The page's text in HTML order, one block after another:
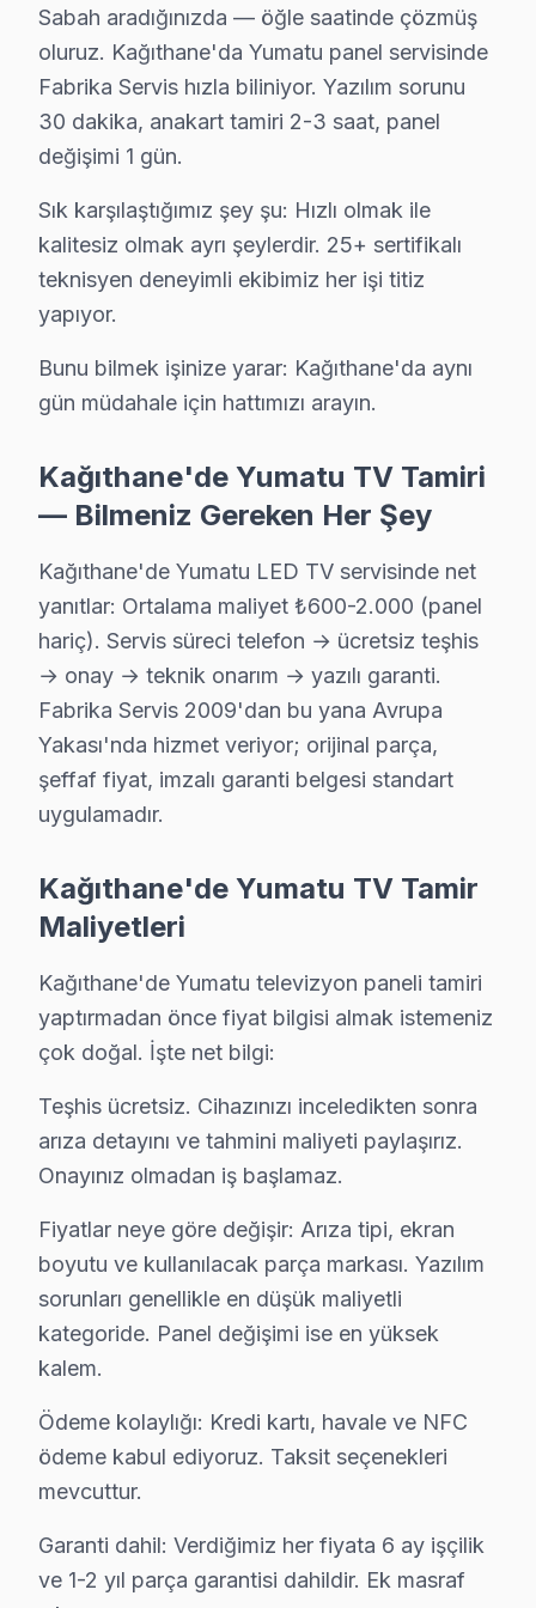
Kağıthane Yumatu TV Servis Hizmet Bölgesi
Kağıthane bölgesine kapıya gelen Yumatu TV tamir servisi
Yumatu Uzman Teknisyen Ekibi — Kağıthane
Murat T. — Yumatu Servis Uzmanı
12 yıllık Yumatu TV tamir deneyimi. Kağıthane ve çevre
· Yumatu fabrika servis sertifikası
· Orijinal ve OEM yedek parça tedarikçisi
· 2010'dan günümüze tüm Yumatu modelleri
· Kağıthane'de
450+
Yumatu TV tamiri
· Müşteri memnuniyeti%96
· Ortalama tamir süresi:
Bu sayfayla ilgili hizmet sayfaları:
↑ Kağıthane TV Servis Merkezi
Kağıthane Yakın İlçelerde Yumatu Servisi
· Arnavutköy Yumatu
· Avcılar Yumatu
· Bakırköy Yumatu
· Başakşehir Yumatu
Sabah aradığınızda — öğle saatinde çözmüş
oluruz. Kağıthane'da Yumatu panel servisinde
Fabrika Servis hızla biliniyor. Yazılım sorunu
30 dakika, anakart tamiri 2-3 saat, panel
değişimi 1 gün.
Sık karşılaştığımız şey şu: Hızlı olmak ile
kalitesiz olmak ayrı şeylerdir. 25+ sertifikalı
teknisyen deneyimli ekibimiz her işi titiz
yapıyor.
Bunu bilmek işinize yarar: Kağıthane'da aynı
gün müdahale için hattımızı arayın.
Kağıthane'de Yumatu TV Tamiri
— Bilmeniz Gereken Her Şey
Kağıthane'de Yumatu LED TV servisinde net
yanıtlar: Ortalama maliyet ₺600-2.000 (panel
hariç). Servis süreci telefon → ücretsiz teşhis
→ onay → teknik onarım → yazılı garanti.
Fabrika Servis 2009'dan bu yana Avrupa
Yakası'nda hizmet veriyor; orijinal parça,
şeffaf fiyat, imzalı garanti belgesi standart
uygulamadır.
Kağıthane'de Yumatu TV Tamir
Maliyetleri
Kağıthane'de Yumatu televizyon paneli tamiri
yaptırmadan önce fiyat bilgisi almak istemeniz
çok doğal. İşte net bilgi:
Teşhis ücretsiz. Cihazınızı inceledikten sonra
arıza detayını ve tahmini maliyeti paylaşırız.
Onayınız olmadan iş başlamaz.
Fiyatlar neye göre değişir: Arıza tipi, ekran
boyutu ve kullanılacak parça markası. Yazılım
sorunları genellikle en düşük maliyetli
kategoride. Panel değişimi ise en yüksek
kalem.
Ödeme kolaylığı: Kredi kartı, havale ve NFC
ödeme kabul ediyoruz. Taksit seçenekleri
mevcuttur.
Garanti dahil: Verdiğimiz her fiyata 6 ay işçilik
ve 1-2 yıl parça garantisi dahildir. Ek masraf